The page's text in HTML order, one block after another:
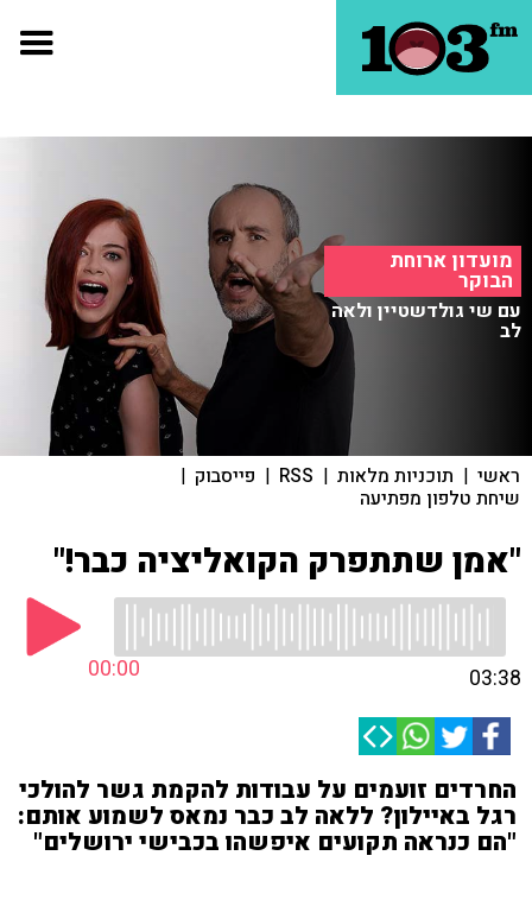
מועדון ארוחת
הבוקר
עם שי גולדשטיין ולאה
לב
ראשי | תוכניות מלאות |
RSS
| פייסבוק |
שיחת טלפון מפתיעה
"אמן שתתפרק הקואליציה כבר!"
00:00 03:38
החרדים זועמים על עבודות להקמת גשר להולכי
רגל באיילון? ללאה לב כבר נמאס לשמוע אותם:
"הם כנראה תקועים איפשהו בכבישי ירושלים"